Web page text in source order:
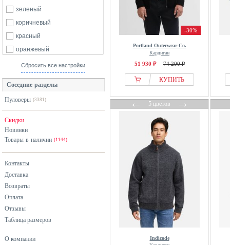
Bugatti
Burocs
Calliope
Calvin Klein
Carhartt WIP
Carne Bollente
Casa Moda
Casual Friday
Classic
Clean Cut Copenhagen
Desigual
Dickies
Diesel
зеленый
коричневый
красный
оранжевый
разноцветный
серебристый
серый
фиолетовый
хаки
Сбросить все настройки
Соседние разделы
Пуловеры (3381)
Скидки
Новинки
Товары в наличии (1144)
Контакты
Доставка
Возвраты
Оплата
Отзывы
Таблица размеров
О компании
-30%
Portland Outerwear Co.
Кардиган
51 930 ₽ 74 200 ₽
КУПИТЬ
←5 цветов→
Indicode